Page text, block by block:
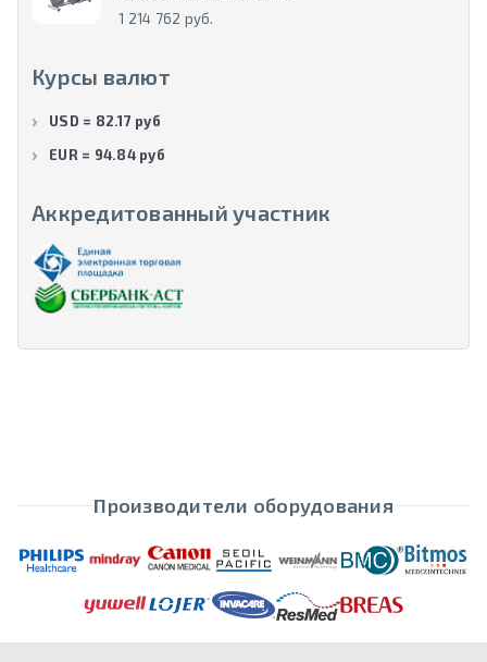
1 214 762 руб.
Курсы валют
USD = 82.17 руб
EUR = 94.84 руб
Аккредитованный участник
Производители оборудования